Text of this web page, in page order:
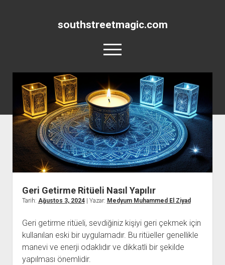
southstreetmagic.com
menüyü
aç
Geri Getirme Büyüsü Nasıl Yapılır?
Geri Getirme Büyüsü
Geri Getirme Ritüeli
Hakkımızda
Geri Getirme Ritüeli Nasıl Yapılır
Tarih: Ağustos 3, 2024| Yazar: Medyum Muhammed El Ziyad
Geri getirme ritüeli, sevdiğiniz kişiyi geri çekmek için
kullanılan eski bir uygulamadır. Bu ritüeller genellikle
manevi ve enerji odaklıdır ve dikkatli bir şekilde
yapılması önemlidir.